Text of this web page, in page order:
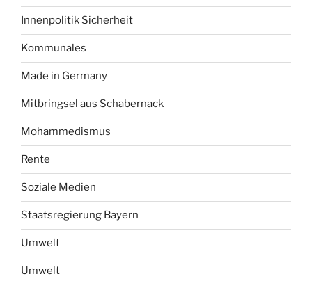
Innenpolitik Sicherheit
Kommunales
Made in Germany
Mitbringsel aus Schabernack
Mohammedismus
Rente
Soziale Medien
Staatsregierung Bayern
Umwelt
Umwelt